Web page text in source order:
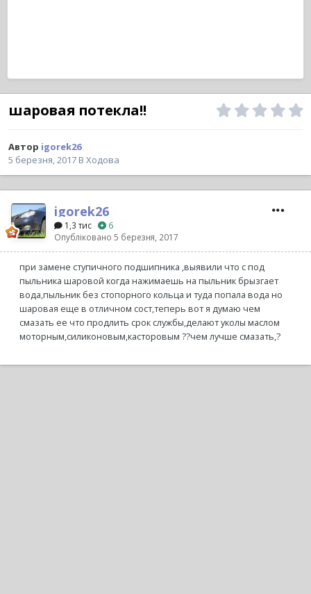
шаровая потекла!!
Автор igorek26
5 березня, 2017 В Ходова
igorek26
1,3 тис
6
Опубліковано 5 березня, 2017
при замене ступичного подшипника ,выявили что с под
пыльника шаровой когда нажимаешь на пыльник брызгает
вода,пыльник без стопорного кольца и туда попала вода но
шаровая еще в отличном сост,теперь вот я думаю чем
смазать ее что продлить срок службы,делают уколы маслом
моторным,силиконовым,касторовым ??чем лучше смазать,?